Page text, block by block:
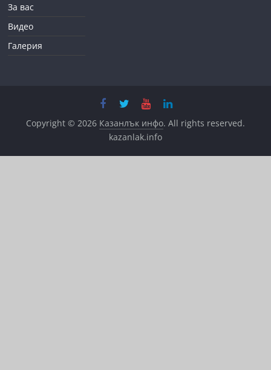
За вас
Видео
Галерия
Copyright © 2026 Казанлък инфо. All rights reserved.
kazanlak.info